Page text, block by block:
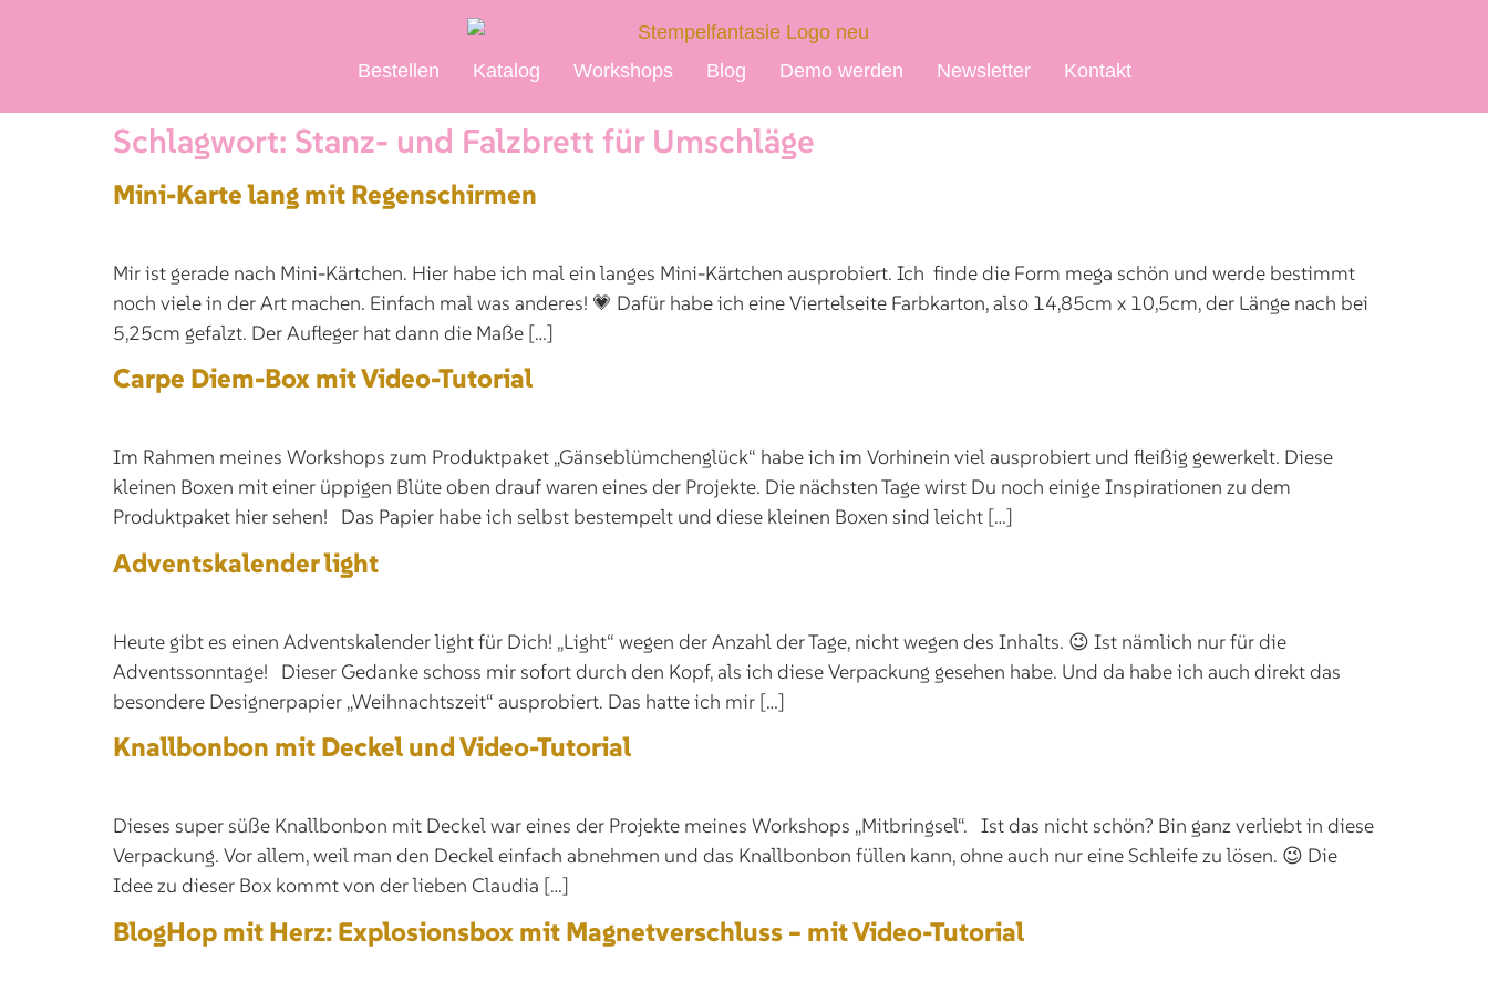
Bestellen Katalog Workshops Blog Demo werden Newsletter Kontakt
Schlagwort: Stanz- und Falzbrett für Umschläge
Mini-Karte lang mit Regenschirmen
Mir ist gerade nach Mini-Kärtchen. Hier habe ich mal ein langes Mini-Kärtchen ausprobiert. Ich finde die Form mega schön und werde bestimmt
noch viele in der Art machen. Einfach mal was anderes! 💗 Dafür habe ich eine Viertelseite Farbkarton, also 14,85cm x 10,5cm, der Länge nach bei
5,25cm gefalzt. Der Aufleger hat dann die Maße […]
Carpe Diem-Box mit Video-Tutorial
Im Rahmen meines Workshops zum Produktpaket „Gänseblümchenglück“ habe ich im Vorhinein viel ausprobiert und fleißig gewerkelt. Diese
kleinen Boxen mit einer üppigen Blüte oben drauf waren eines der Projekte. Die nächsten Tage wirst Du noch einige Inspirationen zu dem
Produktpaket hier sehen! Das Papier habe ich selbst bestempelt und diese kleinen Boxen sind leicht […]
Adventskalender light
Heute gibt es einen Adventskalender light für Dich! „Light“ wegen der Anzahl der Tage, nicht wegen des Inhalts. 😉 Ist nämlich nur für die
Adventssonntage! Dieser Gedanke schoss mir sofort durch den Kopf, als ich diese Verpackung gesehen habe. Und da habe ich auch direkt das
besondere Designerpapier „Weihnachtszeit“ ausprobiert. Das hatte ich mir […]
Knallbonbon mit Deckel und Video-Tutorial
Dieses super süße Knallbonbon mit Deckel war eines der Projekte meines Workshops „Mitbringsel“. Ist das nicht schön? Bin ganz verliebt in diese
Verpackung. Vor allem, weil man den Deckel einfach abnehmen und das Knallbonbon füllen kann, ohne auch nur eine Schleife zu lösen. 😉 Die
Idee zu dieser Box kommt von der lieben Claudia […]
BlogHop mit Herz: Explosionsbox mit Magnetverschluss – mit Video-Tutorial